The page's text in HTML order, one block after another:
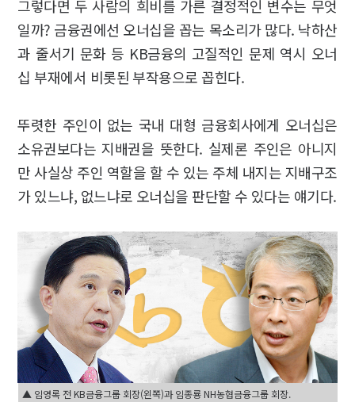
그렇다면 두 사람의 희비를 가른 결정적인 변수는 무엇
일까? 금융권에선 오너십을 꼽는 목소리가 많다. 낙하산
과 줄서기 문화 등 KB금융의 고질적인 문제 역시 오너
십 부재에서 비롯된 부작용으로 꼽힌다.
뚜렷한 주인이 없는 국내 대형 금융회사에게 오너십은
소유권보다는 지배권을 뜻한다. 실제론 주인은 아니지
만 사실상 주인 역할을 할 수 있는 주체 내지는 지배구조
가 있느냐, 없느냐로 오너십을 판단할 수 있다는 얘기다.
▲ 임영록 전 KB금융그룹 회장(왼쪽)과 임종룡 NH농협금융그룹 회장.